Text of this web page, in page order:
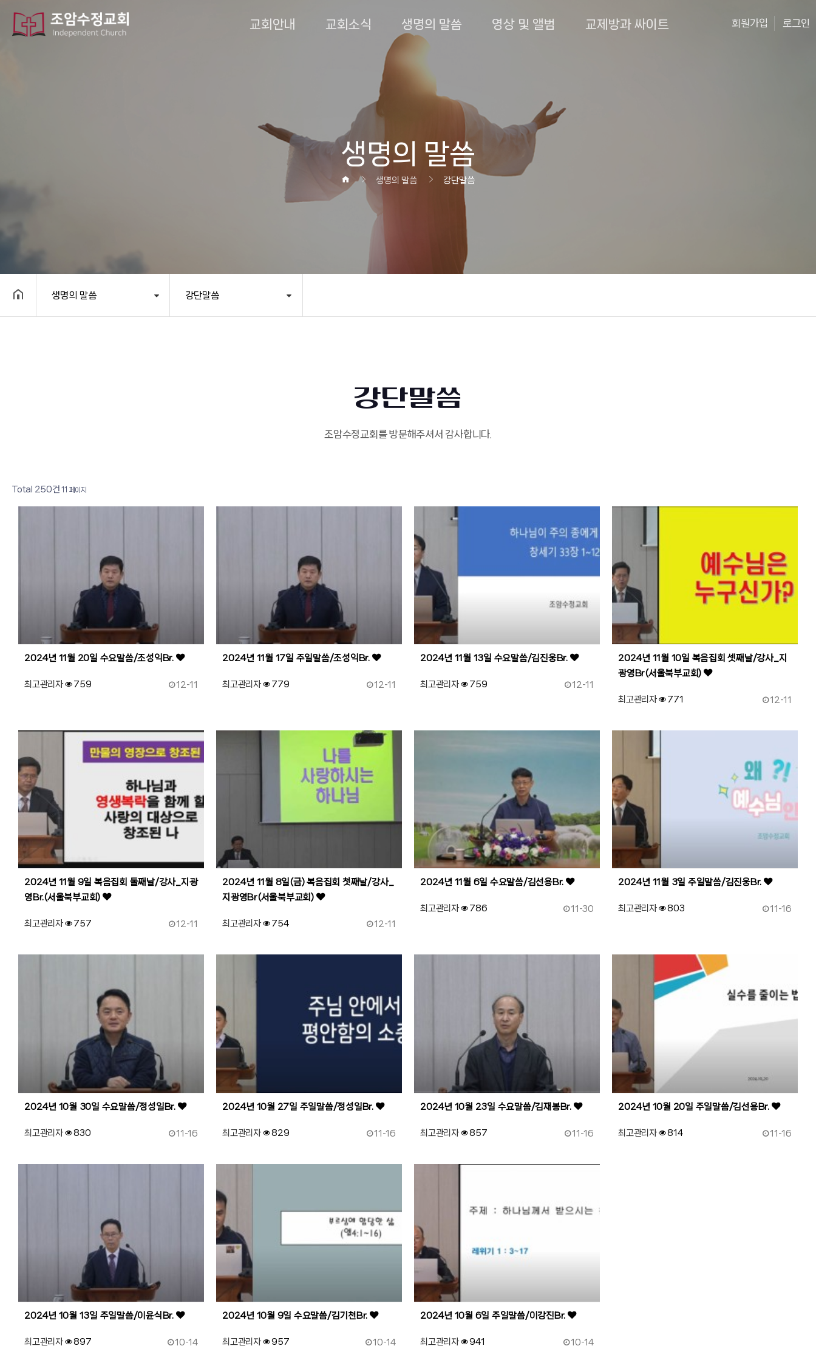
교회안내 교회소식 생명의 말씀 영상 및 앨범 교제방과 싸이트 회원가입 로그인
생명의 말씀
생명의 말씀 강단말씀
생명의 말씀 강단말씀
강단말씀
조암수정교회를 방문해주셔서 감사합니다.
Total 250건 11 페이지
100
2024년 11월 20일 수요말씀/조성익Br.
작성자
최고관리자
작성일
12-11
조회
759
99
2024년 11월 17일 주일말씀/조성익Br.
작성자
최고관리자
작성일
12-11
조회
779
98
2024년 11월 13일 수요말씀/김진웅Br.
작성자
최고관리자
작성일
12-11
조회
759
97
2024년 11월 10일 복음집회 셋째날/강사_지
광영Br(서울북부교회)
작성자
최고관리자
작성일
12-11
조회
771
96
2024년 11월 9일 복음집회 둘째날/강사_지광
영Br.(서울북부교회)
작성자
최고관리자
작성일
12-11
조회
757
95
2024년 11월 8일(금) 복음집회 첫째날/강사_
지광영Br(서울북부교회)
작성자
최고관리자
작성일
12-11
조회
754
94
2024년 11월 6일 수요말씀/김선용Br.
작성자
최고관리자
작성일
11-30
조회
786
93
2024년 11월 3일 주일말씀/김진웅Br.
작성자
최고관리자
작성일
11-16
조회
803
92
2024년 10월 30일 수요말씀/정성일Br.
작성자
최고관리자 11-16
조회
830
91
2024년 10월 27일 주일말씀/정성일Br.
작성자
최고관리자 11-16
조회
829
90
2024년 10월 23일 수요말씀/김재봉Br.
작성자
최고관리자 11-16
조회
857
89
2024년 10월 20일 주일말씀/김선용Br.
작성자
최고관리자 11-16
조회
814
88
2024년 10월 13일 주일말씀/이윤식Br.
작성자
최고관리자 10-14
조회
897
87
2024년 10월 9일 수요말씀/김기천Br.
작성자
최고관리자 10-14
조회
957
86
2024년 10월 6일 주일말씀/이강진Br.
작성자
최고관리자 10-14
조회
941